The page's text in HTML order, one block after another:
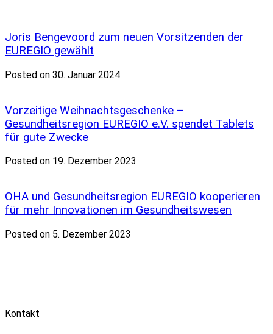
Joris Bengevoord zum neuen Vorsitzenden der
EUREGIO gewählt
Posted on 30. Januar 2024
Vorzeitige Weihnachtsgeschenke –
Gesundheitsregion EUREGIO e.V. spendet Tablets
für gute Zwecke
Posted on 19. Dezember 2023
OHA und Gesundheitsregion EUREGIO kooperieren
für mehr Innovationen im Gesundheitswesen
Posted on 5. Dezember 2023
Kontakt